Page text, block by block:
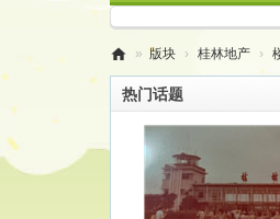
桂
林
» 版块 › 桂林地产 ›
热门话题